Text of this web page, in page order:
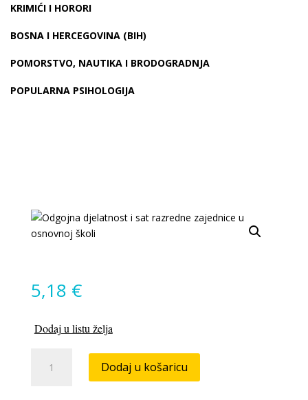
KRIMIĆI I HORORI
BOSNA I HERCEGOVINA (BIH)
POMORSTVO, NAUTIKA I BRODOGRADNJA
POPULARNA PSIHOLOGIJA
5,18 €
Dodaj u listu želja
kroja
Dodaj u košaricu